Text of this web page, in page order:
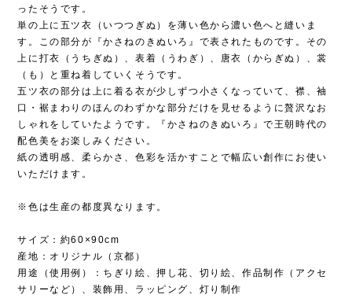
ったそうです。
単の上に五ツ衣（いつつぎぬ）を薄い色から濃い色へと縫いま
す。この部分が『かさねのきぬいろ』で表されたものです。その
上に打衣（うちぎぬ）、表着（うわぎ）、唐衣（からぎぬ）、裳
（も）と重ね着していくそうです。
五ツ衣の部分は上に着る衣が少しずつ小さくなっていて、襟、袖
口・裾まわりのほんのわずかな部分だけを見せるように贅沢なお
しゃれをしていたようです。『かさねのきぬいろ』で王朝時代の
配色美をお楽しみください。
紙の透明感、柔らかさ、色彩を活かすことで幅広い創作にお使い
いただけます。
※色は生産の都度異なります。
サイズ：約60×90cm
産地：オリジナル（京都）
用途（使用例）：ちぎり絵、押し花、切り絵、作品制作（アクセ
サリーなど）、装飾用、ラッピング、灯り制作